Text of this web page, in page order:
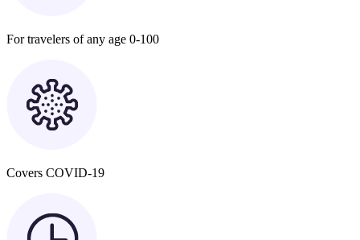
For travelers of any age 0-100
Covers COVID-19